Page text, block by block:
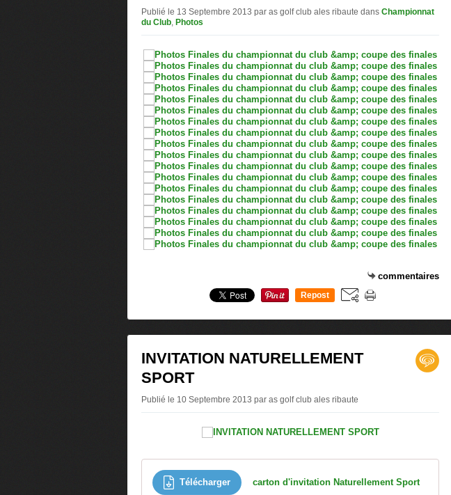
Publié le 13 Septembre 2013 par as golf club ales ribaute dans Championnat
du Club Photos
commentaires
Repost
INVITATION NATURELLEMENT
SPORT
Publié le 10 Septembre 2013 par as golf club ales ribaute
Télécharger carton d'invitation Naturellement Sport